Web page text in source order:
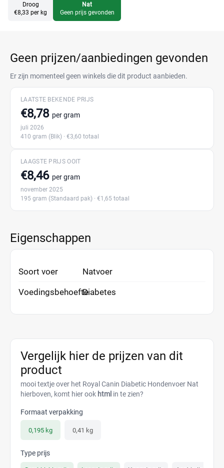
Droog
€8,33 per kg
Nat
Geen prijs gevonden
Geen prijzen/aanbiedingen gevonden
Er zijn momenteel geen winkels die dit product aanbieden.
LAATSTE BEKENDE PRIJS
€8,78 per gram
juli 2026
410 gram (Blik) · €3,60 totaal
LAAGSTE PRIJS OOIT
€8,46 per gram
november 2025
195 gram (Standaard pak) · €1,65 totaal
Eigenschappen
Soort voer Natvoer
VoedingsbehoefteDiabetes
Vergelijk hier de prijzen van dit
product
mooi textje over het Royal Canin Diabetic Hondenvoer Nat
hierboven, komt hier ook html in te zien?
Formaat verpakking
0,195 kg 0,41 kg
Type prijs